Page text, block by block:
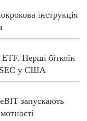
інструкція
Перші біткоїн
SEC у США
запускають